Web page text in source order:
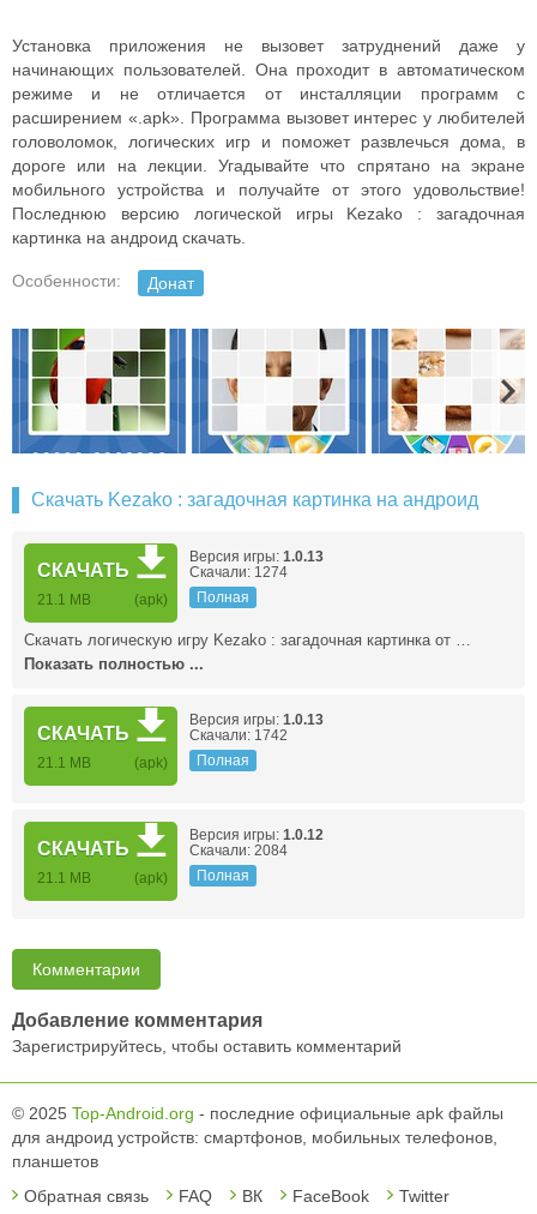
Установка приложения не вызовет затруднений даже у
начинающих пользователей. Она проходит в автоматическом
режиме и не отличается от инсталляции программ с
расширением «.apk». Программа вызовет интерес у любителей
головоломок, логических игр и поможет развлечься дома, в
дороге или на лекции. Угадывайте что спрятано на экране
мобильного устройства и получайте от этого удовольствие!
Последнюю версию логической игры Kezako : загадочная
картинка на андроид скачать.
Особенности: Донат
Скачать Kezako : загадочная картинка на андроид
СКАЧАТЬ
21.1 MB (apk)
Версия игры: 1.0.13
Скачали: 1274
Полная
Скачать логическую игру Kezako : загадочная картинка от …
Показать полностью ...
СКАЧАТЬ
21.1 MB (apk)
Версия игры: 1.0.13
Скачали: 1742
Полная
СКАЧАТЬ
21.1 MB (apk)
Версия игры: 1.0.12
Скачали: 2084
Полная
Комментарии
Добавление комментария
Зарегистрируйтесь, чтобы оставить комментарий
© 2025 Top-Android.org - последние официальные apk файлы
для андроид устройств: смартфонов, мобильных телефонов,
планшетов
Обратная связь
FAQ ВК FaceBook Twitter